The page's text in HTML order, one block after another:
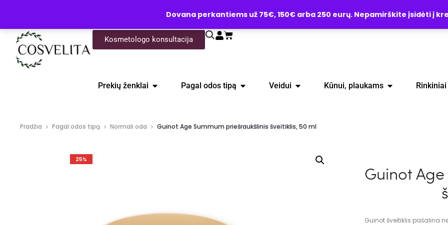
Dovana perkantiems už 75€, 150€ arba 250 eurų. Nepamirškite įsidėti į
Kosmetologo konsultacija
Prekių ženklai Pagal odos tipą Veidui Kūnui, plaukams Rinkiniai
Pradžia Pagal odos tipą Normali oda Guinot Age Summum priešraukšlinis šveitiklis, 50 ml
25%
Guinot
Guinot šveitiklis pašalina